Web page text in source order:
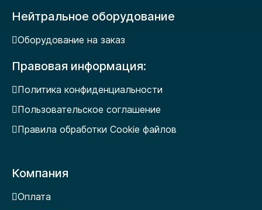
Нейтральное оборудование
Оборудование на заказ
Правовая информация:
Политика конфиденциальности
Пользовательское соглашение
Правила обработки Cookie файлов
Компания
Оплата